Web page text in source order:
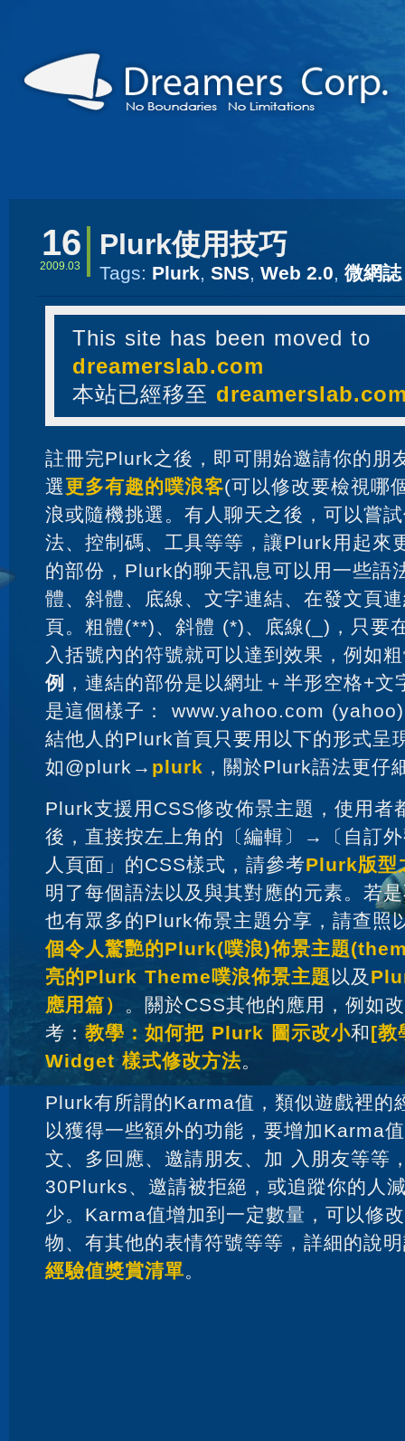
16
2009.03
Plurk使用技巧
Tags: Plurk, SNS, Web 2.0, 微網誌
This site has been moved to
dreamerslab.com
本站已經移至
註冊完Plurk之後，即可開始邀請你的朋
選更多有趣的噗浪客(可以修改要檢視哪
浪或隨機挑選。有人聊天之後，可以嘗
法、控制碼、工具等等，讓Plurk用起來
的部份，Plurk的聊天訊息可以用一些語
體、斜體、底線、文字連結、在發文頁
頁。粗體(**)、斜體 (*)、底線(_)，只要
入括號內的符號就可以達到效果，例如
例
，連結的部份是以網址＋半形空格+
是這個樣子： www.yahoo.com
結他人的Plurk首頁只要用以下的形式呈
如@plurk→ plurk ，關於Plurk語法更仔
Plurk支援用CSS修改佈景主題，使用者
後，直接按左上角的〔編輯〕→〔自訂
人頁面」的CSS樣式，請參考Plurk版型
明了每個語法以及與其對應的元素。若
也有眾多的Plurk佈景主題分享，請查照
個令人驚艷的Plurk(噗浪)佈景主題
亮的Plurk Theme噗浪佈景主題 以及
應用篇） 。關於CSS其他的應用，例如
考： 教學：如何把 Plurk 圖示改小和[教
Widget 樣式修改方法。
Plurk有所謂的Karma值，類似遊戲裡的
以獲得一些額外的功能，要增加Karma
文、多回應、邀請朋友、加 入朋友等等
30Plurks、邀請被拒絕，或追蹤你的人
少。Karma值增加到一定數量，可以修
物、有其他的表情符號等等，詳細的說
經驗值獎賞清單。